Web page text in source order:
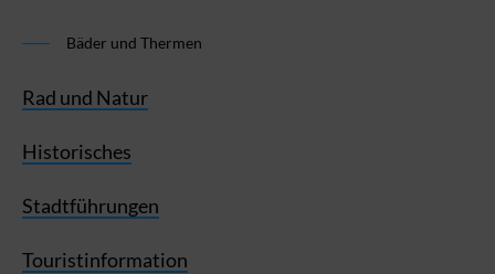
Bäder und Thermen
Rad und Natur
Historisches
Stadtführungen
Touristinformation